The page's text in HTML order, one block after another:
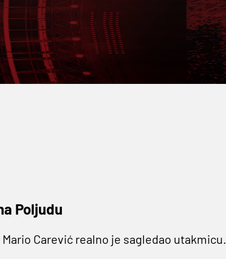
Poljudu
Carević realno je sagledao utakmicu.